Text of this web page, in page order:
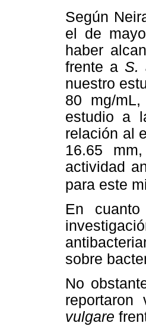
Según
el de
haber
frente a S.
nuestro
80 mg/
estudio a
relación al
16.65
actividad
para este
En
sobre
No
vulgare